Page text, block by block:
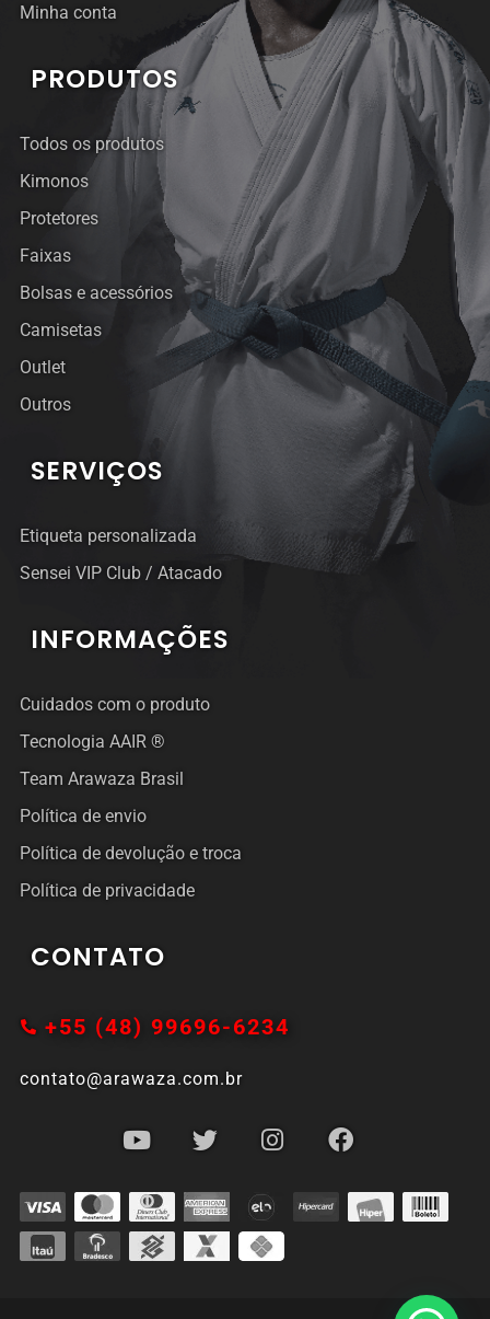
Minha conta
PRODUTOS
Todos os produtos
Kimonos
Protetores
Faixas
Bolsas e acessórios
Camisetas
Outlet
Outros
SERVIÇOS
Etiqueta personalizada
Sensei VIP Club / Atacado
INFORMAÇÕES
Cuidados com o produto
Tecnologia AAIR ®
Team Arawaza Brasil
Política de envio
Política de devolução e troca
Política de privacidade
CONTATO
+55 (48) 99696-6234
contato@arawaza.com.br